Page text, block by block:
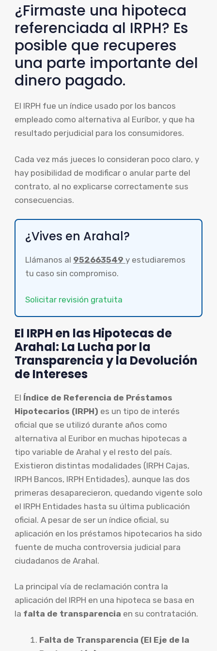
¿Firmaste una hipoteca
referenciada al IRPH? Es
posible que recuperes
una parte importante del
dinero pagado.
El IRPH fue un índice usado por los bancos
empleado como alternativa al Euríbor, y que ha
resultado perjudicial para los consumidores.
Cada vez más jueces lo consideran poco claro, y
hay posibilidad de modificar o anular parte del
contrato, al no explicarse correctamente sus
consecuencias.
¿Vives en Arahal?
Llámanos al 952663549 y estudiaremos
tu caso sin compromiso.
Solicitar revisión gratuita
El IRPH en las Hipotecas de
Arahal: La Lucha por la
Transparencia y la Devolución
de Intereses
El Índice de Referencia de Préstamos
Hipotecarios (IRPH) es un tipo de interés
oficial que se utilizó durante años como
alternativa al Euribor en muchas hipotecas a
tipo variable de Arahal y el resto del país.
Existieron distintas modalidades (IRPH Cajas,
IRPH Bancos, IRPH Entidades), aunque las dos
primeras desaparecieron, quedando vigente solo
el IRPH Entidades hasta su última publicación
oficial. A pesar de ser un índice oficial, su
aplicación en los préstamos hipotecarios ha sido
fuente de mucha controversia judicial para
ciudadanos de Arahal.
La principal vía de reclamación contra la
aplicación del IRPH en una hipoteca se basa en
la falta de transparencia en su contratación.
Falta de Transparencia (El Eje de la